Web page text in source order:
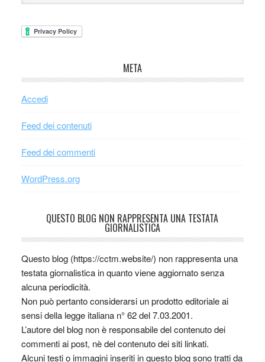
META
Accedi
Feed dei contenuti
Feed dei commenti
WordPress.org
QUESTO BLOG NON RAPPRESENTA UNA TESTATA
GIORNALISTICA
Questo blog (https://cctm.website/) non rappresenta una
testata giornalistica in quanto viene aggiornato senza
alcuna periodicità.
Non può pertanto considerarsi un prodotto editoriale ai
sensi della legge italiana n° 62 del 7.03.2001.
L’autore del blog non è responsabile del contenuto dei
commenti ai post, nè del contenuto dei siti linkati.
Alcuni testi o immagini inseriti in questo blog sono tratti da